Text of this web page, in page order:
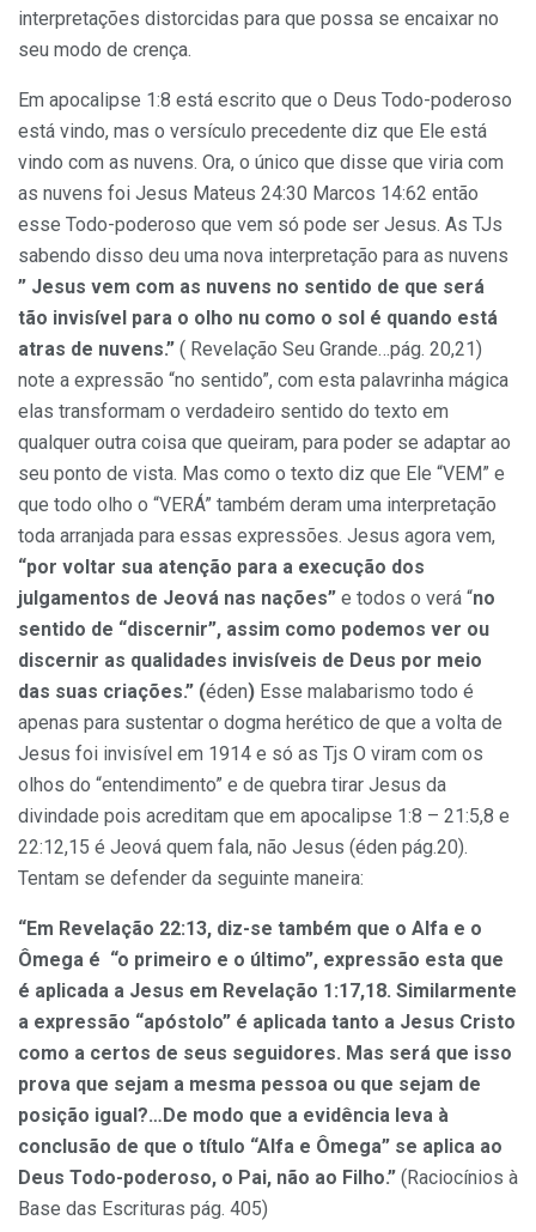
interpretações distorcidas para que possa se encaixar no
seu modo de crença.
Em apocalipse 1:8 está escrito que o Deus Todo-poderoso
está vindo, mas o versículo precedente diz que Ele está
vindo com as nuvens. Ora, o único que disse que viria com
as nuvens foi Jesus Mateus 24:30 Marcos 14:62 então
esse Todo-poderoso que vem só pode ser Jesus. As TJs
sabendo disso deu uma nova interpretação para as nuvens
” Jesus vem com as nuvens no sentido de que será
tão invisível para o olho nu como o sol é quando está
atras de nuvens.” ( Revelação Seu Grande…pág. 20,21)
note a expressão “no sentido”, com esta palavrinha mágica
elas transformam o verdadeiro sentido do texto em
qualquer outra coisa que queiram, para poder se adaptar ao
seu ponto de vista. Mas como o texto diz que Ele “VEM” e
que todo olho o “VERÁ” também deram uma interpretação
toda arranjada para essas expressões. Jesus agora vem,
“por voltar sua atenção para a execução dos
julgamentos de Jeová nas nações” e todos o verá “no
sentido de “discernir”, assim como podemos ver ou
discernir as qualidades invisíveis de Deus por meio
das suas criações.” (éden) Esse malabarismo todo é
apenas para sustentar o dogma herético de que a volta de
Jesus foi invisível em 1914 e só as Tjs O viram com os
olhos do “entendimento” e de quebra tirar Jesus da
divindade pois acreditam que em apocalipse 1:8 – 21:5,8 e
22:12,15 é Jeová quem fala, não Jesus (éden pág.20).
Tentam se defender da seguinte maneira:
“Em Revelação 22:13, diz-se também que o Alfa e o
Ômega é “o primeiro e o último”, expressão esta que
é aplicada a Jesus em Revelação 1:17,18. Similarmente
a expressão “apóstolo” é aplicada tanto a Jesus Cristo
como a certos de seus seguidores. Mas será que isso
prova que sejam a mesma pessoa ou que sejam de
posição igual?…De modo que a evidência leva à
conclusão de que o título “Alfa e Ômega” se aplica ao
Deus Todo-poderoso, o Pai, não ao Filho.” (Raciocínios à
Base das Escrituras pág. 405)